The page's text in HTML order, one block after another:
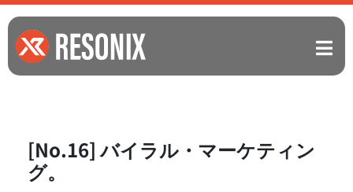
[No.16] バイラル・マーケティン
グ。